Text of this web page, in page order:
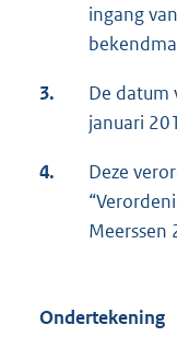
ingang
3.
De datum
januari
4.
Deze
Meerssen
Ondertekening